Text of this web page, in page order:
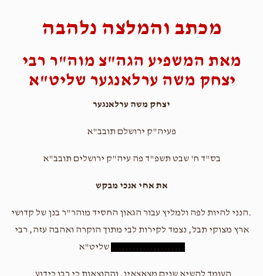
מכתב והמלצה נלהבה
מאת המשפיע הגה"צ מוה"ר רבי
יצחק משה ערלאנגער שליט"א
יצחק משה ערלאנגער
פעיה"ק ירושלם תובב"א
בס"ד ח' שבט תשפ"ד פה עיה"ק ירושלים תובב"א
את אחי אנכי מבקש
.הנני להיות לפה ולמליץ עבור הגאון החסיד מוהר"ר בנן של קדושי
ארץ מצוקי תבל, נצמד לקירות לבי מתוך הוקרה ואהבה עזה, רבי
..................... שליט"א
העומד להשיא שנים מצאצאיו, וההוצאות כי רבו כידוע.